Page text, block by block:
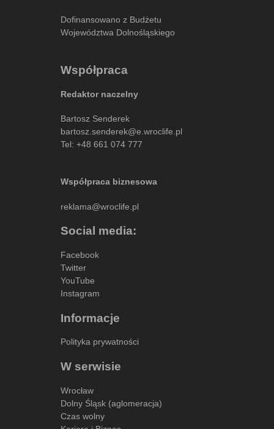
Dofinansowano z Budżetu
Województwa Dolnośląskiego
Współpraca
Redaktor naczelny
Bartosz Senderek
bartosz.senderek@e.wroclife.pl
Tel: +48 661 074 777
Współpraca biznesowa
reklama@wroclife.pl
Social media:
Facebook
Twitter
YouTube
Instagram
Informacje
Polityka prywatności
W serwisie
Wrocław
Dolny Śląsk (aglomeracja)
Czas wolny